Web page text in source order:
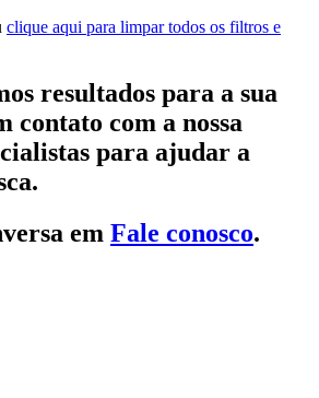
clique aqui para limpar todos os filtros e
resultados para a sua
contato com a nossa
para ajudar a
em Fale conosco.